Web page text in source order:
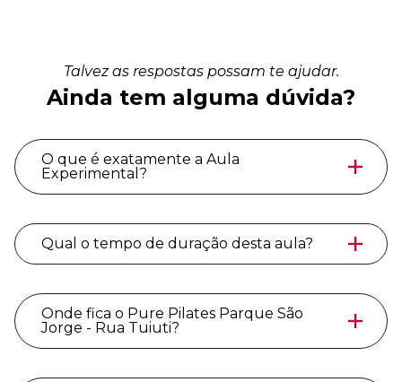
Talvez as respostas possam te ajudar.
Ainda tem alguma dúvida?
O que é exatamente a Aula
Experimental?
Qual o tempo de duração desta aula?
Onde fica o Pure Pilates Parque São
Jorge - Rua Tuiuti?